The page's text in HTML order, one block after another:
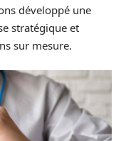
développé une
stratégique et
sur mesure.